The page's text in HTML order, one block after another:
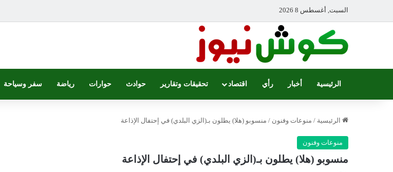
السبت, أغسطس 8 2026
الرئيسية أخبار رأي اقتصاد تحقيقات وتقارير حوادث حوارات رياضة سفر وسياحة
الرئيسية / منوعات وفنون / منسوبو (هلا) يطلون بـ(الزي البلدي) في إحتفال الإذاعة
منوعات وفنون
منسوبو (هلا) يطلون بـ(الزي البلدي) في إحتفال الإذاعة